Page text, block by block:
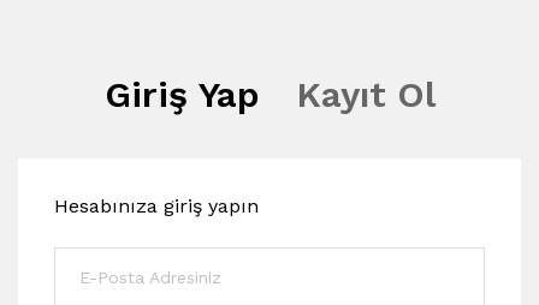
Giriş Yap Kayıt Ol
Hesabınıza giriş yapın